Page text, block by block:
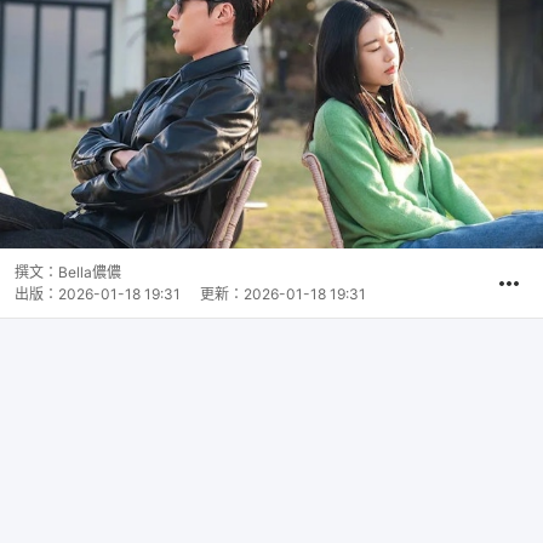
撰文： Bella儂儂
出版： 2026-01-18 19:31 更新： 2026-01-18 19:31